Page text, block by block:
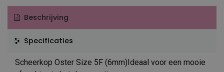
Beschrijving
Specificaties
Scheerkop Oster Size 5F (6mm)Ideaal voor een mooie